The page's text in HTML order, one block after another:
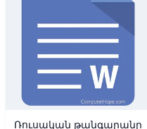
Ռուսական թանգարանը